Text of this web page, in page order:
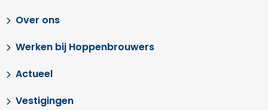
Over ons
Werken bij Hoppenbrouwers
Actueel
Vestigingen